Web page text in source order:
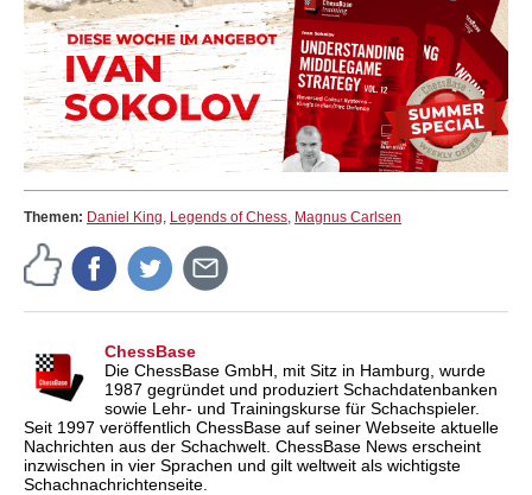
Themen: Daniel King, Legends of Chess, Magnus Carlsen
ChessBase
Die ChessBase GmbH, mit Sitz in Hamburg, wurde
1987 gegründet und produziert Schachdatenbanken
sowie Lehr- und Trainingskurse für Schachspieler.
Seit 1997 veröffentlich ChessBase auf seiner Webseite aktuelle
Nachrichten aus der Schachwelt. ChessBase News erscheint
inzwischen in vier Sprachen und gilt weltweit als wichtigste
Schachnachrichtenseite.